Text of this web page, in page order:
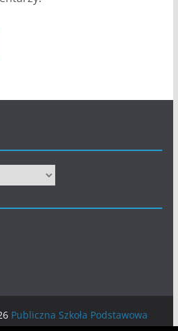
Publiczna Szkoła Podstawowa